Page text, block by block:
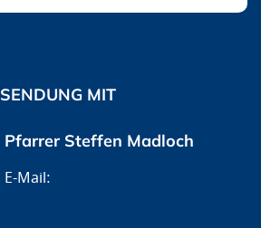
SENDUNG MIT
Pfarrer Steffen Madloch